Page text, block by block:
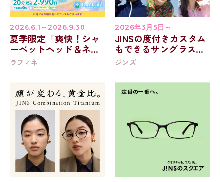
2026.6.1～2026.9.30
夏季限定「爽快！シャ
ーベットヘッド＆ネッ
ク」キャンペーン
ラフィネ
2026年3月5日～
JINSの度付きカスタム
もできるサングラス新
作3/5発売！
ジンズ